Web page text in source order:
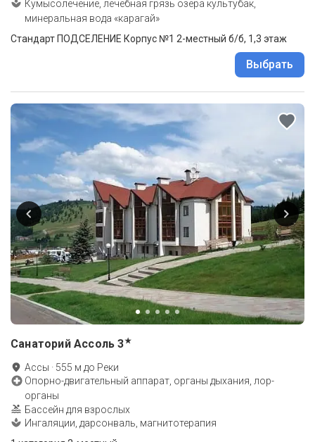
Кумысолечение, лечебная грязь озера культубак,
минеральная вода «карагай»
Стандарт ПОДСЕЛЕНИЕ Корпус №1 2-местный б/б, 1,3 этаж
Выбрать
Санаторий Ассоль 3★
Ассы · 555 м до Реки
Опорно-двигательный аппарат, органы дыхания, лор-
органы
Бассейн для взрослых
Ингаляции, дарсонваль, магнитотерапия